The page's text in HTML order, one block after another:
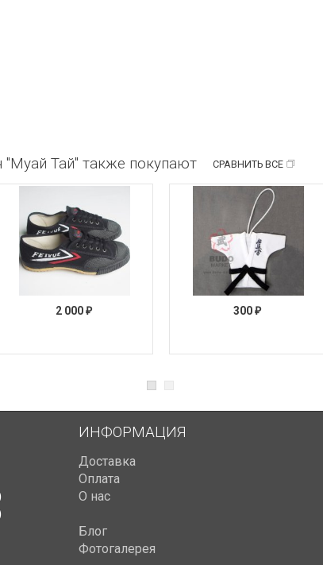
Тай" также покупают СРАВНИТЬ ВСЕ
2 000 ₽ 300 ₽
ИНФОРМАЦИЯ
Доставка
Оплата
О нас
Блог
Фотогалерея